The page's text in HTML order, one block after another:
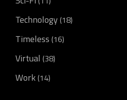
Technology (18)
Timeless (16)
Virtual (38)
Work(14)